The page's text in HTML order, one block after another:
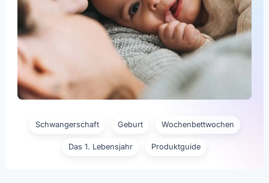
Schwangerschaft Geburt Wochenbettwochen
Das 1. Lebensjahr Produktguide